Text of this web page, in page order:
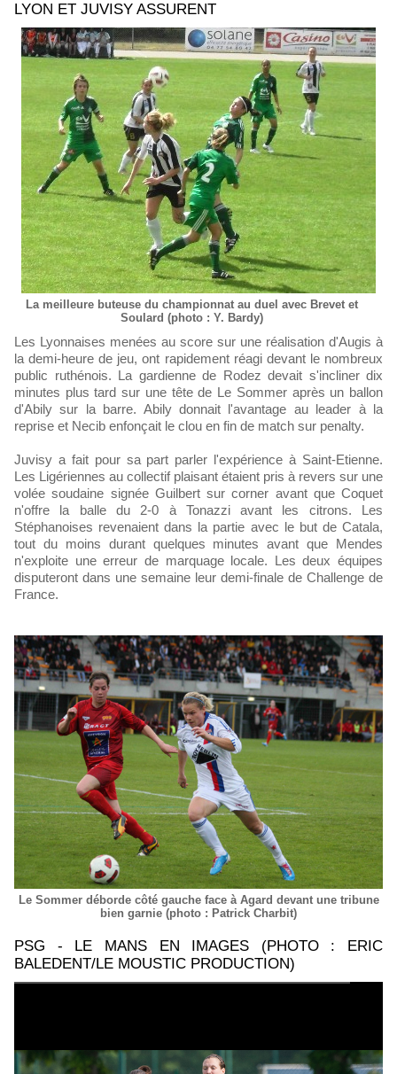
LYON ET JUVISY ASSURENT
La meilleure buteuse du championnat au duel avec Brevet et
Soulard (photo : Y. Bardy)
Les Lyonnaises menées au score sur une réalisation d'Augis à
la demi-heure de jeu, ont rapidement réagi devant le nombreux
public ruthénois. La gardienne de Rodez devait s'incliner dix
minutes plus tard sur une tête de Le Sommer après un ballon
d'Abily sur la barre. Abily donnait l'avantage au leader à la
reprise et Necib enfonçait le clou en fin de match sur penalty.
Juvisy a fait pour sa part parler l'expérience à Saint-Etienne.
Les Ligériennes au collectif plaisant étaient pris à revers sur une
volée soudaine signée Guilbert sur corner avant que Coquet
n'offre la balle du 2-0 à Tonazzi avant les citrons. Les
Stéphanoises revenaient dans la partie avec le but de Catala,
tout du moins durant quelques minutes avant que Mendes
n'exploite une erreur de marquage locale. Les deux équipes
disputeront dans une semaine leur demi-finale de Challenge de
France.
Le Sommer déborde côté gauche face à Agard devant une tribune
bien garnie (photo : Patrick Charbit)
PSG - LE MANS EN IMAGES (PHOTO : ERIC
BALEDENT/LE MOUSTIC PRODUCTION)